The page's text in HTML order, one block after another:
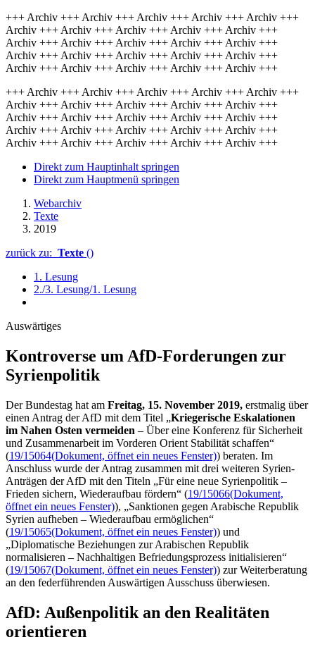
+++ Archiv +++ Archiv +++ Archiv +++ Archiv +++ Archiv +++
Archiv +++ Archiv +++ Archiv +++ Archiv +++ Archiv +++
Archiv +++ Archiv +++ Archiv +++ Archiv +++ Archiv +++
Archiv +++ Archiv +++ Archiv +++ Archiv +++ Archiv +++
Archiv +++ Archiv +++ Archiv +++ Archiv +++ Archiv +++
+++ Archiv +++ Archiv +++ Archiv +++ Archiv +++ Archiv +++
Archiv +++ Archiv +++ Archiv +++ Archiv +++ Archiv +++
Archiv +++ Archiv +++ Archiv +++ Archiv +++ Archiv +++
Archiv +++ Archiv +++ Archiv +++ Archiv +++ Archiv +++
Archiv +++ Archiv +++ Archiv +++ Archiv +++ Archiv +++
Direkt zum Hauptinhalt springen
Direkt zum Hauptmenü springen
Webarchiv
Texte
2019
zurück zu: Texte ()
1. Lesung
2./3. Lesung/1. Lesung
Auswärtiges
Kontroverse um AfD-Forde­rungen zur
Syrien­politik
Der Bundestag hat am Freitag, 15. November 2019, erstmalig über
einen Antrag der AfD mit dem Titel „Kriegerische Eskalationen
im Nahen Osten vermeiden – Über eine Konferenz für Sicherheit
und Zusammenarbeit im Vorderen Orient Stabilität schaffen“
(19/15064(Dokument, öffnet ein neues Fenster)) beraten. Im
Anschluss wurde der Antrag zusammen mit drei weiteren Syrien-
Anträgen der AfD mit den Titeln „Für eine neue Syrienpolitik –
Frieden sichern, Wiederaufbau fördern“ (19/15066(Dokument,
öffnet ein neues Fenster)), „Sanktionen gegen Arabische Republik
Syrien aufheben – Wiederaufbau ermöglichen“
(19/15065(Dokument, öffnet ein neues Fenster)) und
„Diplomatische Beziehungen zur Arabischen Republik
normalisieren – Nachhaltigen Befriedungsprozess initialisieren“
(19/15067(Dokument, öffnet ein neues Fenster)) zur Weiterberatung
an den federführenden Auswärtigen Ausschuss überwiesen.
AfD: Außenpolitik an den Realitäten
orientieren